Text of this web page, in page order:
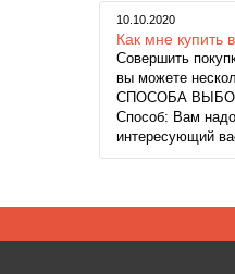
10.10.2020
Как мне купить
Совершить
вы можете
СПОСОБА
Способ: Вам
интересующий